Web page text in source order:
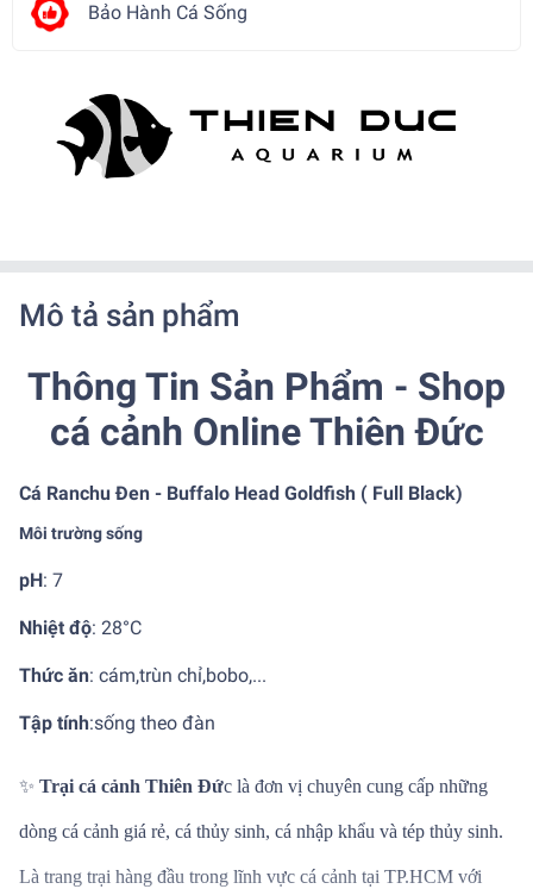
Bảo Hành Cá Sống
Mô tả sản phẩm
Thông Tin Sản Phẩm - Shop
cá cảnh Online Thiên Đức
Cá Ranchu Đen - Buffalo Head Goldfish ( Full Black)
Môi trường sống
pH: 7
Nhiệt độ: 28°C
Thức ăn: cám,trùn chỉ,bobo,...
Tập tính:sống theo đàn
✨ Trại cá cảnh Thiên Đức là đơn vị chuyên cung cấp những
dòng cá cảnh giá rẻ, cá thủy sinh, cá nhập khẩu và tép thủy sinh.
Là trang trại hàng đầu trong lĩnh vực cá cảnh tại TP.HCM với